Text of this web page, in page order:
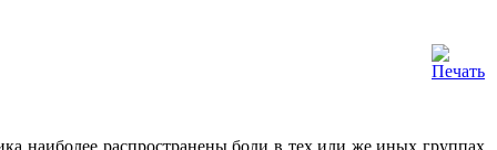
наиболее распространены боли в тех или же иных группах